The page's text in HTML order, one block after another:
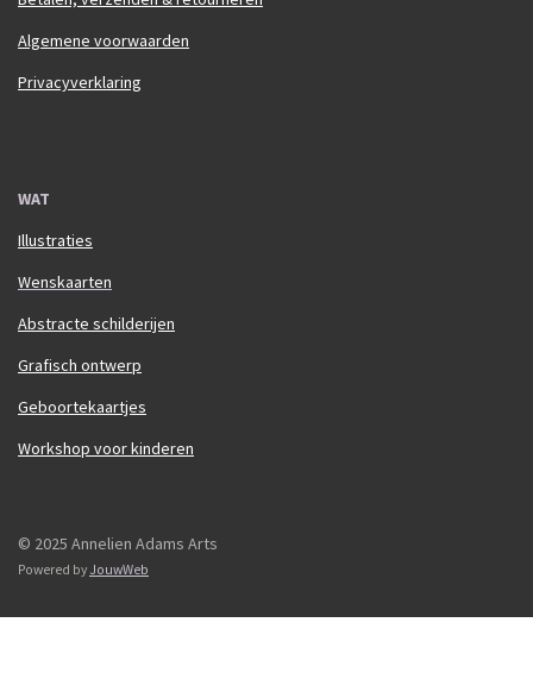
Algemene voorwaarden
Privacyverklaring
WAT
Illustraties
Wenskaarten
Abstracte schilderijen
Grafisch ontwerp
Geboortekaartjes
Workshop voor kinderen
© 2025 Annelien Adams Arts
Powered by JouwWeb